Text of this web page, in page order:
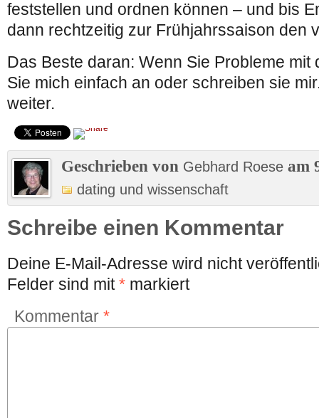
feststellen und ordnen können – und bis
dann rechtzeitig zur Frühjahrssaison den
Das Beste daran: Wenn Sie Probleme mit
Sie mich einfach an oder schreiben sie
weiter.
Geschrieben von Gebhard Roese am
dating und wissenschaft
Schreibe einen Kommentar
Deine E-Mail-Adresse wird nicht
Felder sind mit* markiert
Kommentar *